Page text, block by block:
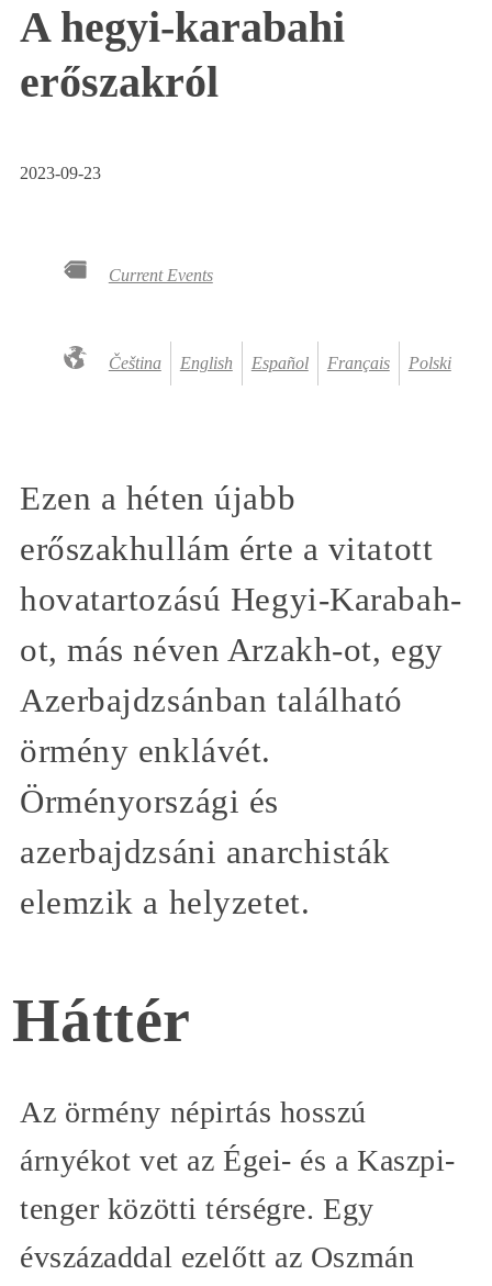
A hegyi-karabahi
erőszakról
2023-09-23
Current Events
Čeština English Español Français Polski
Ezen a héten újabb
erőszakhullám érte a vitatott
hovatartozású Hegyi-Karabah-
ot, más néven Arzakh-ot, egy
Azerbajdzsánban található
örmény enklávét.
Örményországi és
azerbajdzsáni anarchisták
elemzik a helyzetet.
Háttér
Az örmény népirtás hosszú
árnyékot vet az Égei- és a Kaszpi-
tenger közötti térségre. Egy
évszázaddal ezelőtt az Oszmán